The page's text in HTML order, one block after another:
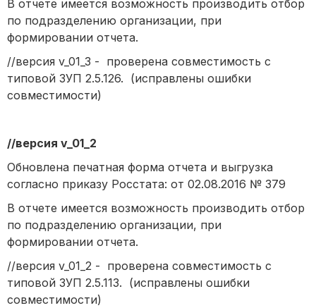
В отчете имеется возможность производить отбор
по подразделению организации, при
формировании отчета.
//версия v_01_3 - проверена совместимость с
типовой ЗУП 2.5.126. (исправлены ошибки
совместимости)
//версия v_01_2
Обновлена печатная форма отчета и выгрузка
согласно приказу Росстата: от 02.08.2016 № 379
В отчете имеется возможность производить отбор
по подразделению организации, при
формировании отчета.
//версия v_01_2 - проверена совместимость с
типовой ЗУП 2.5.113. (исправлены ошибки
совместимости)